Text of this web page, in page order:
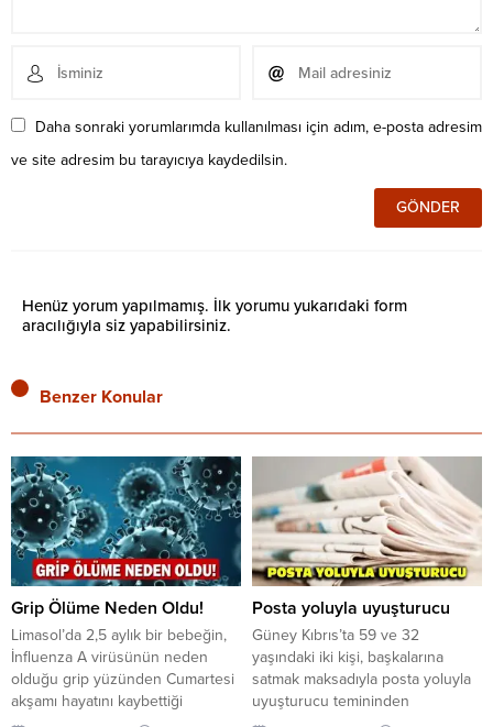
Daha sonraki yorumlarımda kullanılması için adım, e-posta adresim
ve site adresim bu tarayıcıya kaydedilsin.
Henüz yorum yapılmamış. İlk yorumu yukarıdaki form
aracılığıyla siz yapabilirsiniz.
Benzer Konular
Grip Ölüme Neden Oldu!
Limasol’da 2,5 aylık bir bebeğin,
İnfluenza A virüsünün neden
olduğu grip yüzünden Cumartesi
akşamı hayatını kaybettiği
bildirildi. Fileleftheros gazetesi,
Posta yoluyla uyuşturucu
Güney Kıbrıs’ta 59 ve 32
yaşındaki iki kişi, başkalarına
satmak maksadıyla posta yoluyla
uyuşturucu temininden
tutuklandı. Alithia’nın haberine